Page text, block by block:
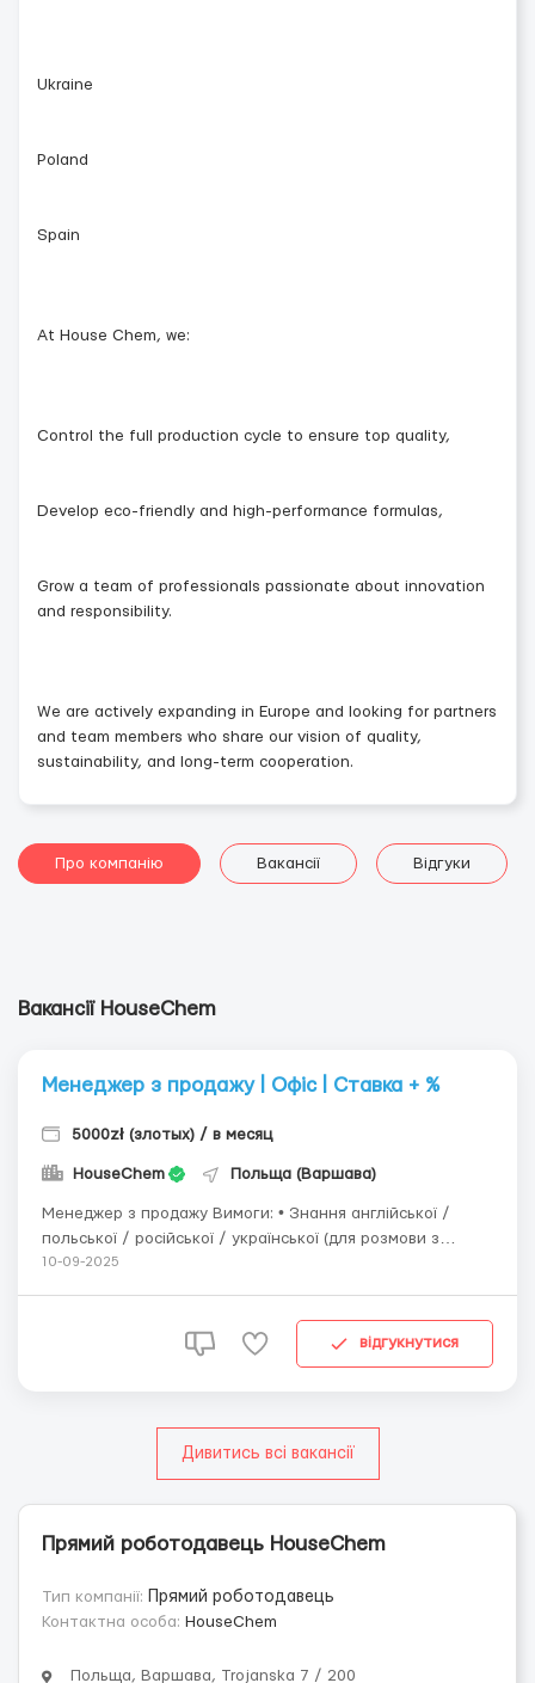
Ukraine
Poland
Spain
At House Chem, we:
Control the full production cycle to ensure top quality,
Develop eco-friendly and high-performance formulas,
Grow a team of professionals passionate about innovation
and responsibility.
We are actively expanding in Europe and looking for partners
and team members who share our vision of quality,
sustainability, and long-term cooperation.
Про компанію Вакансії Відгуки
Вакансії HouseChem
Менеджер з продажу | Офіс | Ставка + %
5000zł (злотых) / в месяц
HouseChem Польща (Варшава)
Менеджер з продажу Вимоги: • Знання англійської /
польської / російської / української (для розмови з
клієнтом) • Досвід в продажах на польському /
вимаганий)Основні обов’язки: &b...
10-09-2025
відгукнутися
Дивитись всі вакансії
Прямий роботодавець HouseChem
Тип компанії:
Прямий роботодавець
Контактна особа: HouseChem
Польща, Варшава, Trojanska 7 / 200